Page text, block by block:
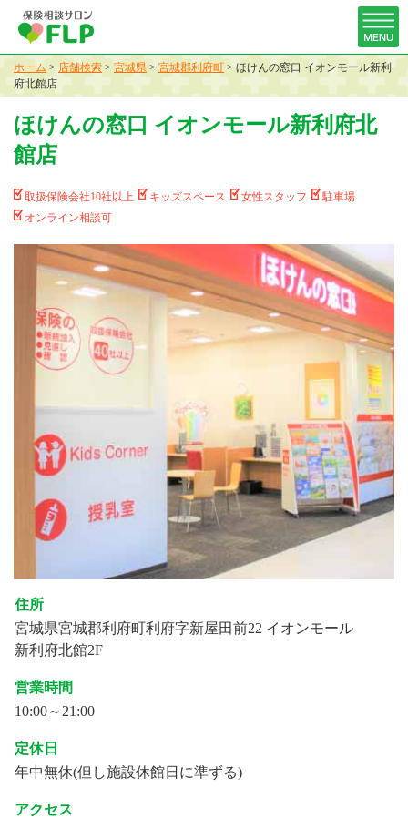
ホーム > 店舗検索 > 宮城県 > 宮城郡利府町 > ほけんの窓口 イオンモール新利
府北館店
ほけんの窓口 イオンモール新利府北
館店
取扱保険会社10社以上 キッズスペース 女性スタッフ
駐車場
オンライン相談可
住所
宮城県宮城郡利府町利府字新屋田前22 イオンモール
新利府北館2F
営業時間
10:00～21:00
定休日
年中無休(但し施設休館日に準ずる)
アクセス